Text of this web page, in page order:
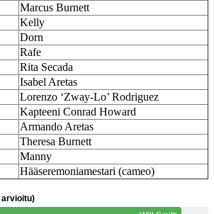
Marcus Burnett
Kelly
Dorn
Rafe
Rita Secada
Isabel Aretas
Lorenzo ‘Zway-Lo’ Rodriguez
Kapteeni Conrad Howard
Armando Aretas
Theresa Burnett
Manny
Hääseremoniamestari (cameo)
arvioitu)